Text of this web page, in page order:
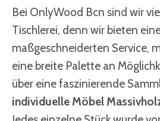
Bei OnlyWood Bcn sind wir
Tischlerei, denn wir bieten
maßgeschneiderten Service,
eine breite Palette an
über eine faszinierende
individuelle Möbel